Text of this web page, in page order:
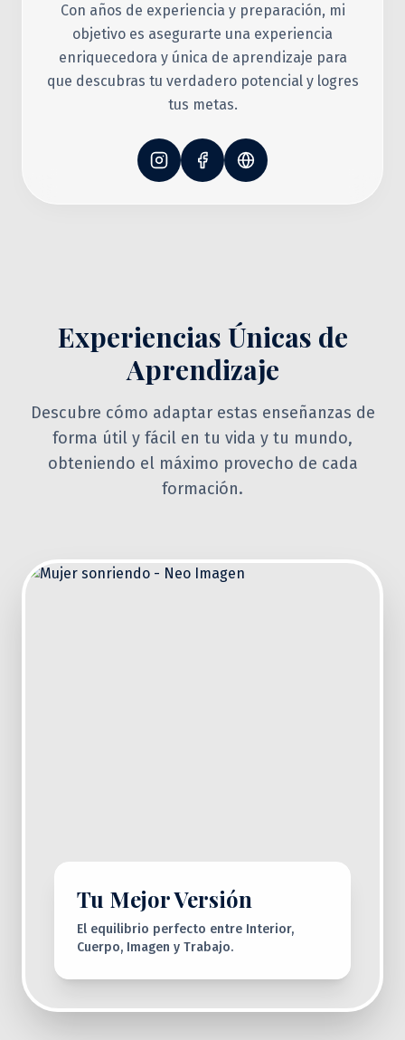
Con años de experiencia y preparación, mi
objetivo es asegurarte una experiencia
enriquecedora y única de aprendizaje para
que descubras tu verdadero potencial y logres
tus metas.
Experiencias Únicas de
Aprendizaje
Descubre cómo adaptar estas enseñanzas de
forma útil y fácil en tu vida y tu mundo,
obteniendo el máximo provecho de cada
formación.
Tu Mejor Versión
El equilibrio perfecto entre Interior,
Cuerpo, Imagen y Trabajo.